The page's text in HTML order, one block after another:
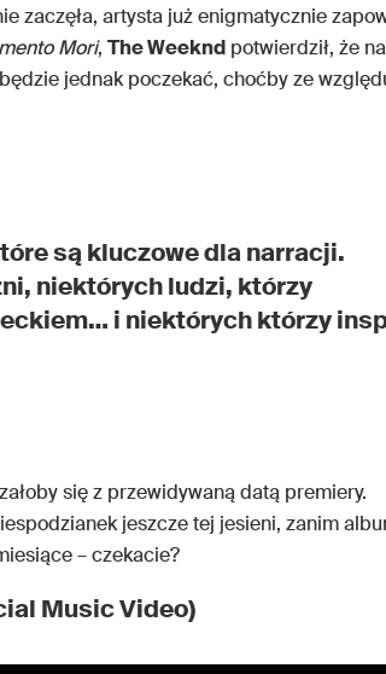
zaczęła, artysta już enigmatycznie
Mori, The Weeknd potwierdził, że
jednak poczekać, choćby ze
są kluczowe dla narracji.
niektórych ludzi, którzy
i niektórych którzy
się z przewidywaną datą premiery.
jeszcze tej jesieni, zanim
– czekacie?
Music Video)